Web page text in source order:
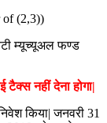
of (2,3))
टैक्स नहीं देना होगा|
किया| जनवरी 31